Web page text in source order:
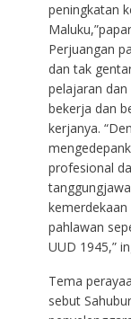
peningkatan
Perjuangan
dan tak
pelajaran
bekerja dan
kerjanya.
profesional
pahlawan
UUD 1945,”
Tema
sebut